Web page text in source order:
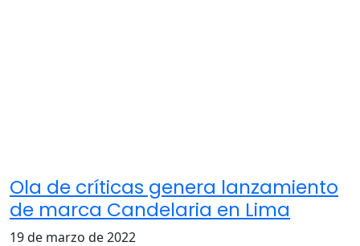
Ola de críticas genera lanzamiento
de marca Candelaria en Lima
19 de marzo de 2022